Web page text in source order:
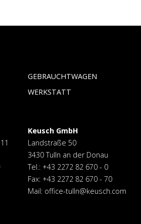
GEBRAUCHTWAGEN
WERKSTATT
Keusch GmbH
Landstraße 50
3430 Tulln an der Donau
Tel.: +43 2272 82 670 - 0
Fax: +43 2272 82 670 - 70
Mail: office-tulln@keusch.com